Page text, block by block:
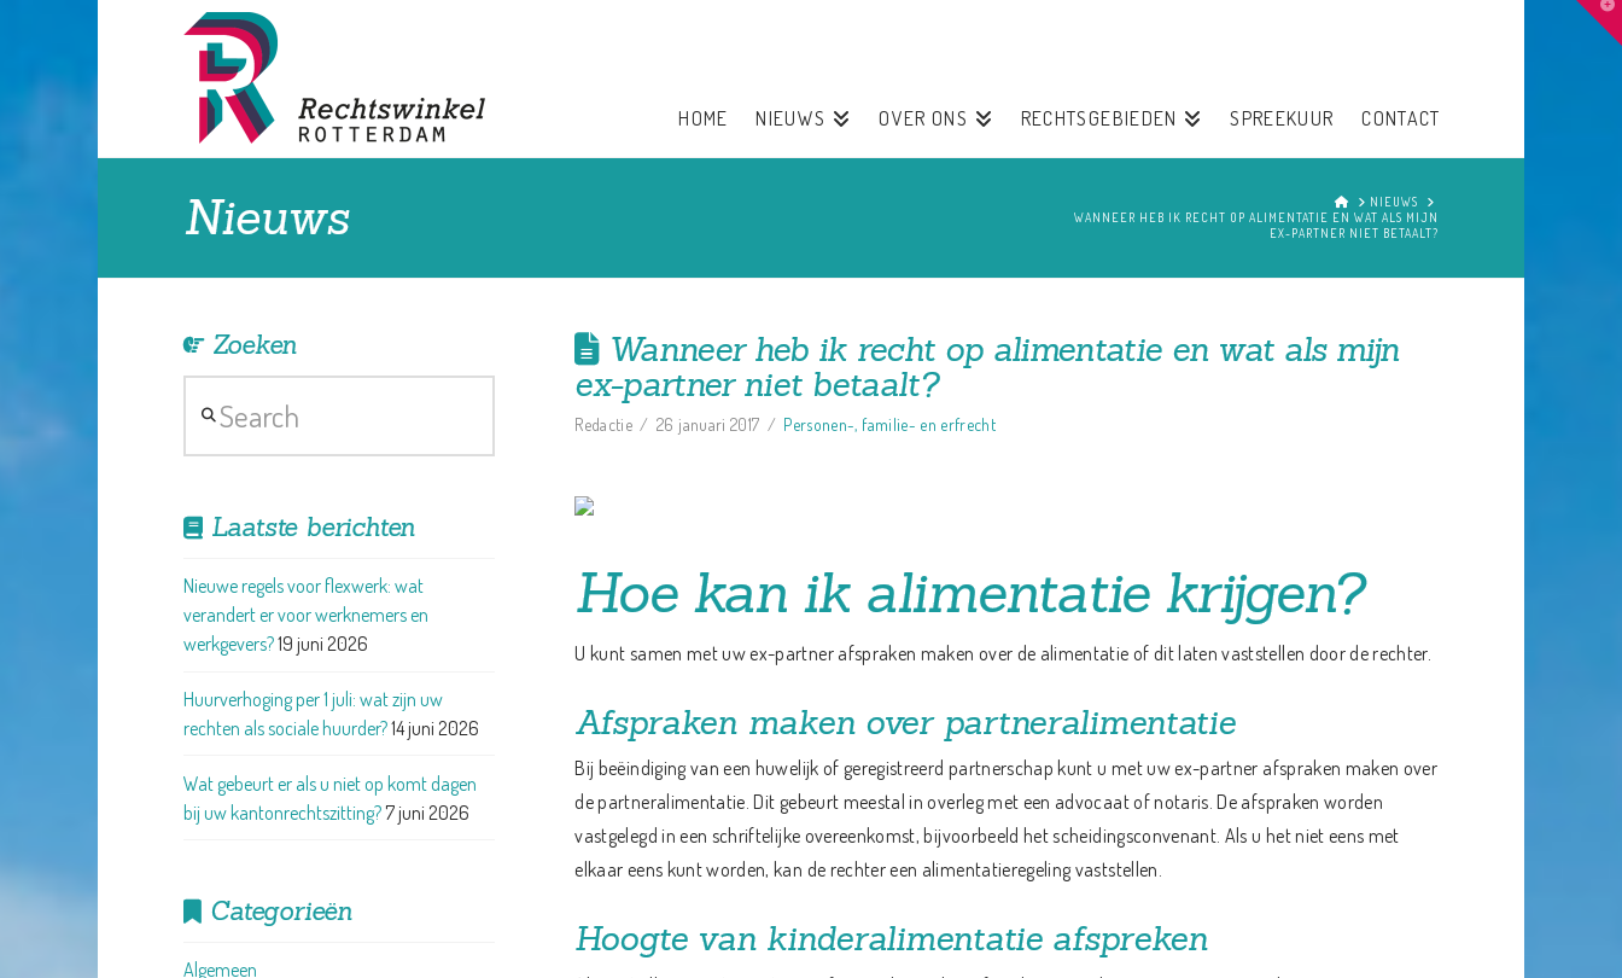
HOME NIEUWS OVER ONS RECHTSGEBIEDEN SPREEKUUR CONTACT
Nieuws HOMENIEUWS
WANNEER HEB IK RECHT OP ALIMENTATIE EN WAT ALS MIJN
EX-PARTNER NIET BETAALT?
Wanneer heb ik recht op alimentatie en wat als mijn
ex-partner niet betaalt?
Redactie 26 januari 2017 Personen-, familie- en erfrecht
Hoe kan ik alimentatie krijgen?
U kunt samen met uw ex-partner afspraken maken over de alimentatie of dit laten vaststellen door de rechter.
Afspraken maken over partneralimentatie
Bij beëindiging van een huwelijk of geregistreerd partnerschap kunt u met uw ex-partner afspraken maken over
de partneralimentatie. Dit gebeurt meestal in overleg met een advocaat of notaris. De afspraken worden
vastgelegd in een schriftelijke overeenkomst, bijvoorbeeld het scheidingsconvenant. Als u het niet eens met
elkaar eens kunt worden, kan de rechter een alimentatieregeling vaststellen.
Hoogte van kinderalimentatie afspreken
Zoeken
Laatste berichten
Nieuwe regels voor flexwerk: wat
verandert er voor werknemers en
werkgevers?19 juni 2026
Huurverhoging per 1 juli: wat zijn uw
rechten als sociale huurder?14 juni 2026
Wat gebeurt er als u niet op komt dagen
bij uw kantonrechtszitting?7 juni 2026
Categorieën
Algemeen